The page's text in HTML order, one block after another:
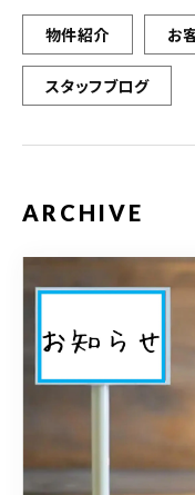
物件紹介 お
スタッフブログ
ARCHIVE